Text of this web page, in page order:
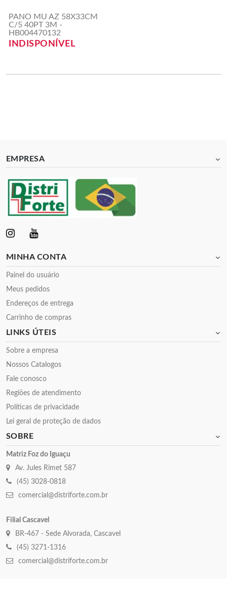
PANO MU AZ 58X33CM
C/5 40PT 3M -
HB004470132
INDISPONÍVEL
EMPRESA
MINHA CONTA
Painel do usuário
Meus pedidos
Endereços de entrega
Carrinho de compras
LINKS ÚTEIS
Sobre a empresa
Nossos Catalogos
Fale conosco
Regiões de atendimento
Políticas de privacidade
Lei geral de proteção de dados
SOBRE
Matriz Foz do Iguaçu
Av. Jules Rimet 587
(45) 3028-0818
comercial@distriforte.com.br
Filial Cascavel
BR-467 - Sede Alvorada, Cascavel
(45) 3271-1316
comercial@distriforte.com.br